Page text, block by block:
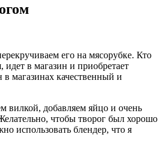
его на мясорубке. Кто
идет в магазин и приобретает
магазинах качественный и
вилкой, добавляем яйцо и очень
чтобы творог был хорошо
использовать блендер, что я